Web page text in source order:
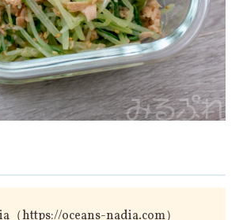
（https://oceans-nadia.com）